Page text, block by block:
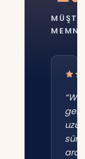
uzun
süre